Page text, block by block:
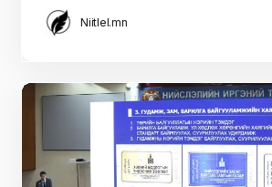
Niitlel.mn